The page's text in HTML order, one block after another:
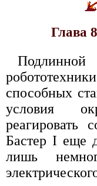
Глава
Подлинной
способных
условия
реагировать
Бастер I еще
лишь